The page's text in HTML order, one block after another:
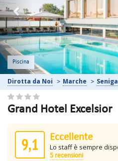
Esterni del Resort
Dirotta da Noi Marche
Grand Hotel Excelsior
9,1 Eccellente
Lo staff è sempre
5 recensioni